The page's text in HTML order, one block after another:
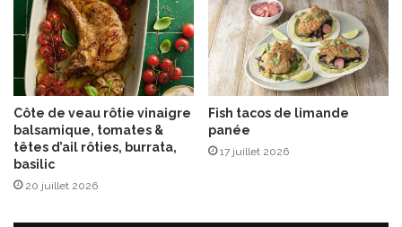
e
s
U
n
c
Côte de veau rôtie vinaigre
balsamique, tomates &
têtes d’ail rôties, burrata,
basilic
20 juillet 2026
Fish tacos de limande
panée
17 juillet 2026